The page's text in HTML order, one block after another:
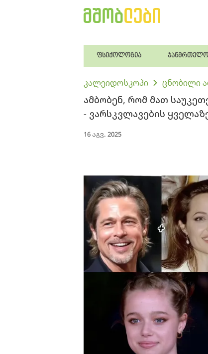
ფსიქოლოგია
კალეიდოსკოპი ცნობილი
ამბობენ, რომ მათ
- ვარსკვლავების
16 აგვ. 2025